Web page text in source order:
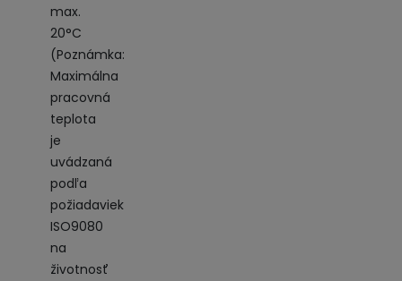
max.
20°C
(Poznámka:
Maximálna
pracovná
teplota
je
uvádzaná
podľa
požiadaviek
ISO9080
na
životnosť